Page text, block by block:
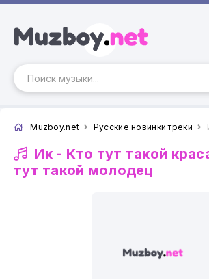
Muzboy.net Русские новинки треки
Ик - Кто тут такой
тут такой молодец